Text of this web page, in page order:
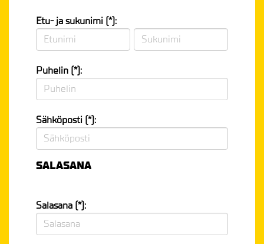
Etu- ja sukunimi (*):
Puhelin (*):
Sähköposti (*):
SALASANA
Salasana (*):